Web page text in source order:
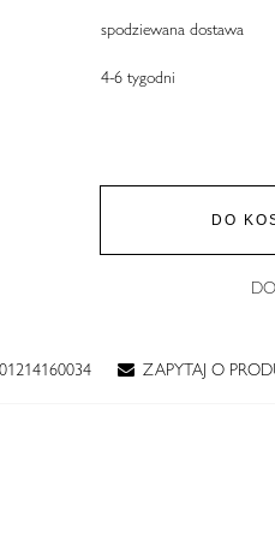
spodziewana dostawa
4-6 tygodni
DO
ZAPYTAJ O